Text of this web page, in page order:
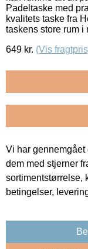
Padeltaske med
kvalitets taske fra
taskens store rum i
649 kr. (Vis
Vi har
dem med stjerner
sortimentstørrelse,
betingelser,